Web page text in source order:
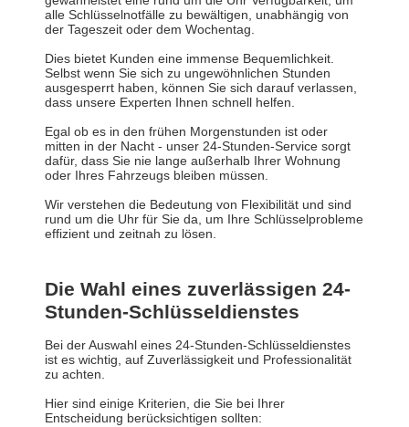
alle Schlüsselnotfälle zu bewältigen, unabhängig von
der Tageszeit oder dem Wochentag.
Dies bietet Kunden eine immense Bequemlichkeit.
Selbst wenn Sie sich zu ungewöhnlichen Stunden
ausgesperrt haben, können Sie sich darauf verlassen,
dass unsere Experten Ihnen schnell helfen.
Egal ob es in den frühen Morgenstunden ist oder
mitten in der Nacht - unser 24-Stunden-Service sorgt
dafür, dass Sie nie lange außerhalb Ihrer Wohnung
oder Ihres Fahrzeugs bleiben müssen.
Wir verstehen die Bedeutung von Flexibilität und sind
rund um die Uhr für Sie da, um Ihre Schlüsselprobleme
effizient und zeitnah zu lösen.
Die Wahl eines zuverlässigen 24-
Stunden-Schlüsseldienstes
Bei der Auswahl eines 24-Stunden-Schlüsseldienstes
ist es wichtig, auf Zuverlässigkeit und Professionalität
zu achten.
Hier sind einige Kriterien, die Sie bei Ihrer
Entscheidung berücksichtigen sollten: